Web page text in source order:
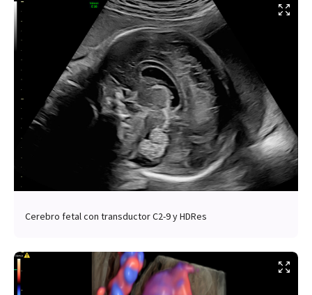
Cerebro fetal con transductor C2-9 y HDRes